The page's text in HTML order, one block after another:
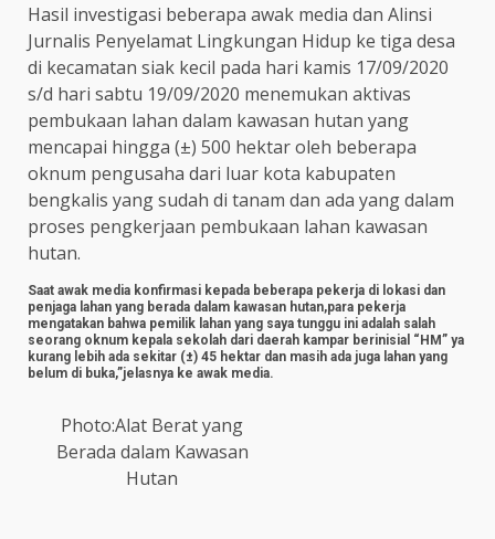
Hasil investigasi beberapa awak media dan Alinsi
Jurnalis Penyelamat Lingkungan Hidup ke tiga desa
di kecamatan siak kecil pada hari kamis 17/09/2020
s/d hari sabtu 19/09/2020 menemukan aktivas
pembukaan lahan dalam kawasan hutan yang
mencapai hingga (±) 500 hektar oleh beberapa
oknum pengusaha dari luar kota kabupaten
bengkalis yang sudah di tanam dan ada yang dalam
proses pengkerjaan pembukaan lahan kawasan
hutan.
Saat awak media konfirmasi kepada beberapa pekerja di lokasi dan
penjaga lahan yang berada dalam kawasan hutan,para pekerja
mengatakan bahwa pemilik lahan yang saya tunggu ini adalah salah
seorang oknum kepala sekolah dari daerah kampar berinisial “HM” ya
kurang lebih ada sekitar (±) 45 hektar dan masih ada juga lahan yang
belum di buka,”jelasnya ke awak media.
Photo:Alat Berat yang
Berada dalam Kawasan
Hutan